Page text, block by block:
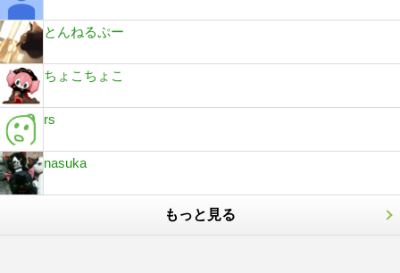
とんねるぷー
ちょこちょこ
rs
nasuka
もっと見る